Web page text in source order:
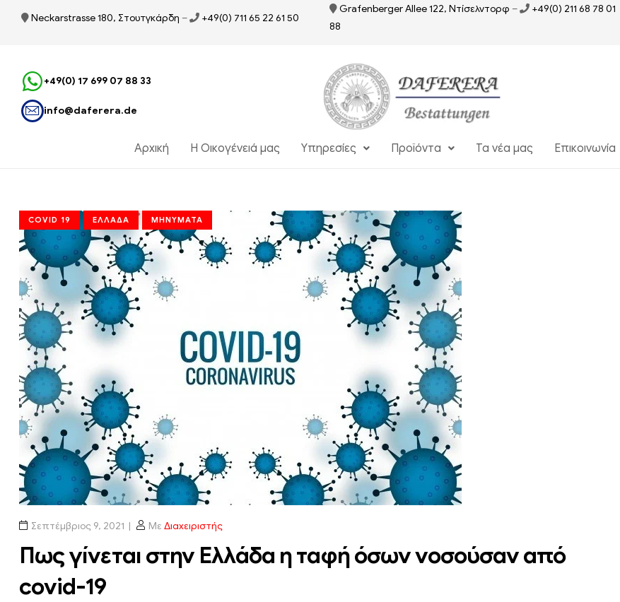
Neckarstrasse 180, Στουτγκάρδη – +49(0) 711 65 22 61 50
Grafenberger Allee 122, Ντίσελντορφ –
+49(0) 211 68 78 01
88
+49(0) 17 699 07 88 33
info@daferera.de
Αρχική Η Οικογένειά μας Υπηρεσίες Προϊόντα Τα νέα μας Επικοινωνία
COVID 19 ΕΛΛΆΔΑ ΜΗΝΎΜΑΤΑ
Σεπτέμβριος 9, 2021 Με Διαχειριστής
Πως γίνεται στην Ελλάδα η ταφή όσων νοσούσαν από
covid-19